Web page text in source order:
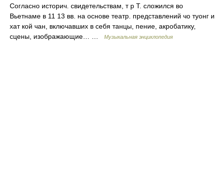
Согласно историч. свидетельствам, т р Т. сложился во
Вьетнаме в 11 13 вв. на основе театр. представлений чо туонг и
хат кой чан, включавших в себя танцы, пение, акробатику,
сцены, изображающие… …
Музыкальная энциклопедия